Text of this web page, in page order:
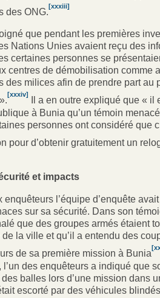
des ONG. [xxxiii]
que pendant les premières
Nations Unies avaient reçu des
certaines personnes se
centres de démobilisation comme
des milices afin de prendre part au
[xxxiv] Il a en outre expliqué que « il
à Bunia qu’un témoin
personnes ont considéré que
pour d’obtenir gratuitement un
et impacts
enquêteurs l’équipe d’enquête
sur sa sécurité. Dans son
que des groupes armés étaient
la ville et qu’il a entendu des
de sa première mission à Bunia
des enquêteurs a indiqué que
balles lors d’une mission dans
escorté par des véhicules